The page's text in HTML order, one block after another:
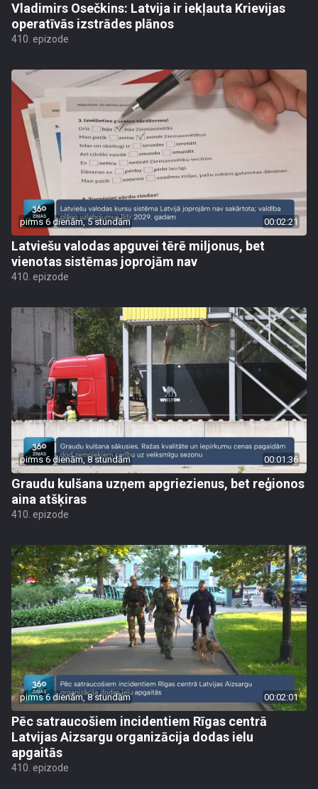
Vladimirs Osečkins: Latvija ir iekļauta Krievijas
operatīvās izstrādes plānos
410. epizode
pirms 6 dienām, 5 stundām 00:02:21
Latviešu valodas apguvei tērē miljonus, bet
vienotas sistēmas joprojām nav
410. epizode
pirms 6 dienām, 8 stundām 00:01:36
Graudu kulšana uzņem apgriezienus, bet reģionos
aina atšķiras
410. epizode
pirms 6 dienām, 8 stundām 00:02:01
Pēc satraucošiem incidentiem Rīgas centrā
Latvijas Aizsargu organizācija dodas ielu
apgaitās
410. epizode